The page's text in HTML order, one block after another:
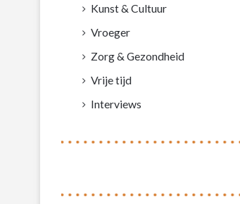
Kunst & Cultuur
Vroeger
Zorg & Gezondheid
Vrije tijd
Interviews